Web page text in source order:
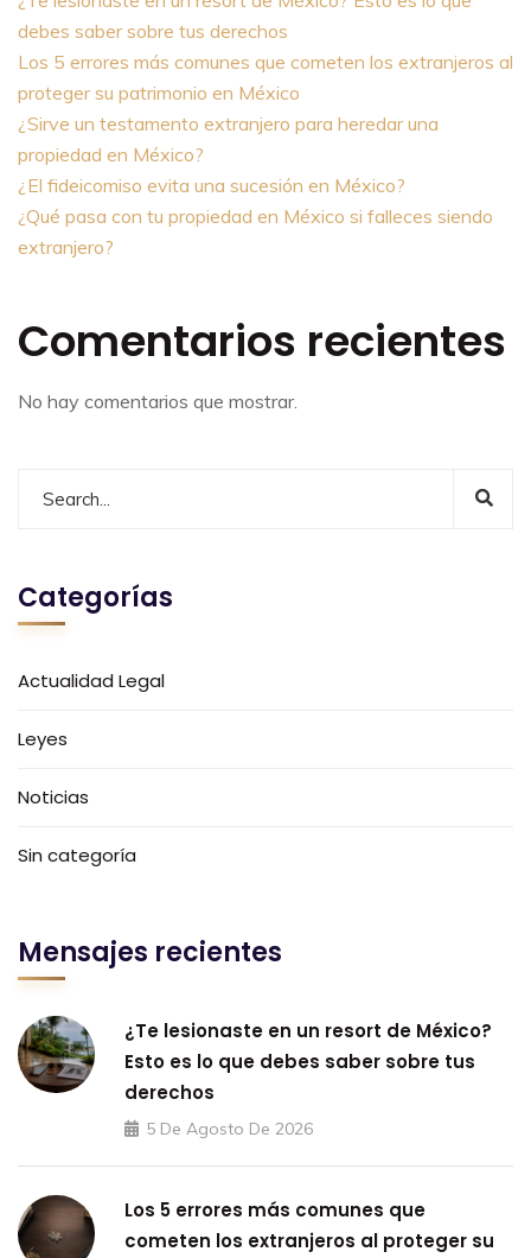
debes saber sobre tus derechos
Los 5 errores más comunes que cometen los extranjeros al
proteger su patrimonio en México
¿Sirve un testamento extranjero para heredar una
propiedad en México?
¿El fideicomiso evita una sucesión en México?
¿Qué pasa con tu propiedad en México si falleces siendo
extranjero?
Comentarios recientes
No hay comentarios que mostrar.
Categorías
Actualidad Legal
Leyes
Noticias
Sin categoría
Mensajes recientes
¿Te lesionaste en un resort de México?
Esto es lo que debes saber sobre tus
derechos
5 De Agosto De 2026
Los 5 errores más comunes que
cometen los extranjeros al proteger su